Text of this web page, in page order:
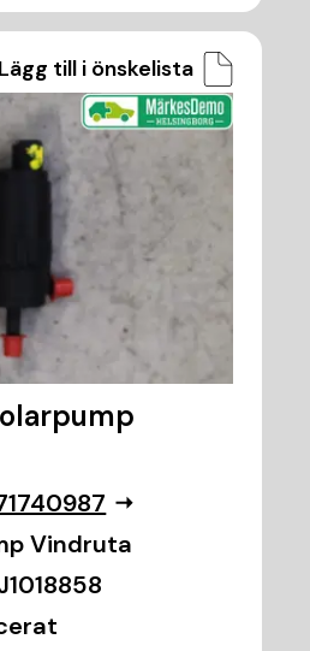
Lägg till i önskelista
Vindruta